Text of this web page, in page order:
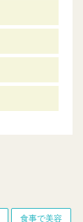
食事で美容